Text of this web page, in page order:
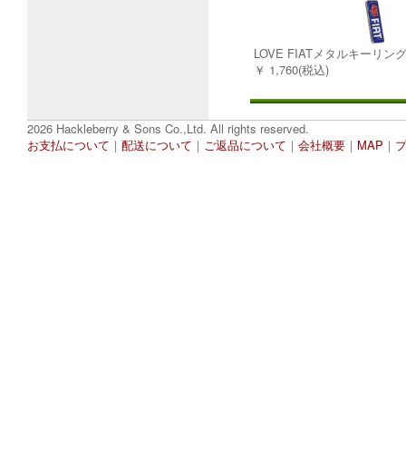
LOVE FIATメタルキーリン
￥ 1,760(税込)
2026 Hackleberry & Sons Co.,Ltd. All rights reserved.
お支払について ｜ 配送について ｜ ご返品について ｜ 会社概要 ｜ MAP ｜